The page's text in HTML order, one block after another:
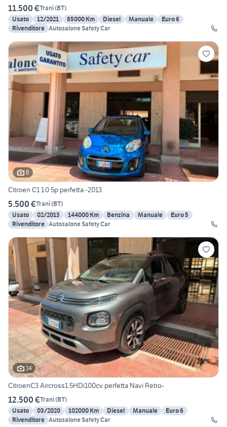
11.500 €Trani(BT)
Usato
12/2021 85000 Km Diesel Manuale
Euro 6
Rivenditore Autosalone Safety Car
8
Citroen C1 1.0 5p perfetta -2013
5.500 €Trani(BT)
Usato
02/2013 144000 Km Benzina Manuale
Euro 5
Rivenditore Autosalone Safety Car
14
CitroenC3 Aircross1.5HDi100cv perfetta Navi Retro-
12.500 €Trani(BT)
Usato
03/2020 102000 Km Diesel Manuale
Euro 6
Rivenditore Autosalone Safety Car